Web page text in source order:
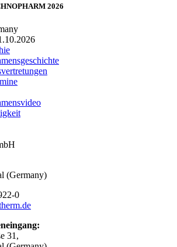
2026
(Germany)
0
31,